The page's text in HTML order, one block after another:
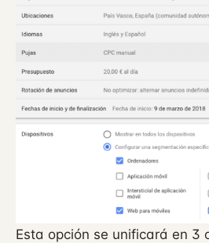
Esta opción se unificará en 3